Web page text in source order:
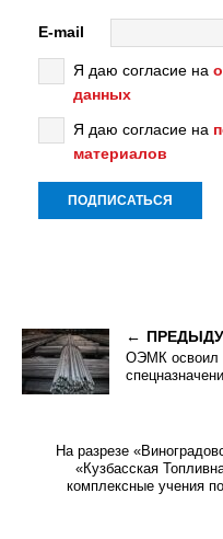
E-mail
Я даю согласие на
данных
Я даю согласие на
материалов
ОЭМК освоил
На разрезе
«Кузбасская
комплексные учения